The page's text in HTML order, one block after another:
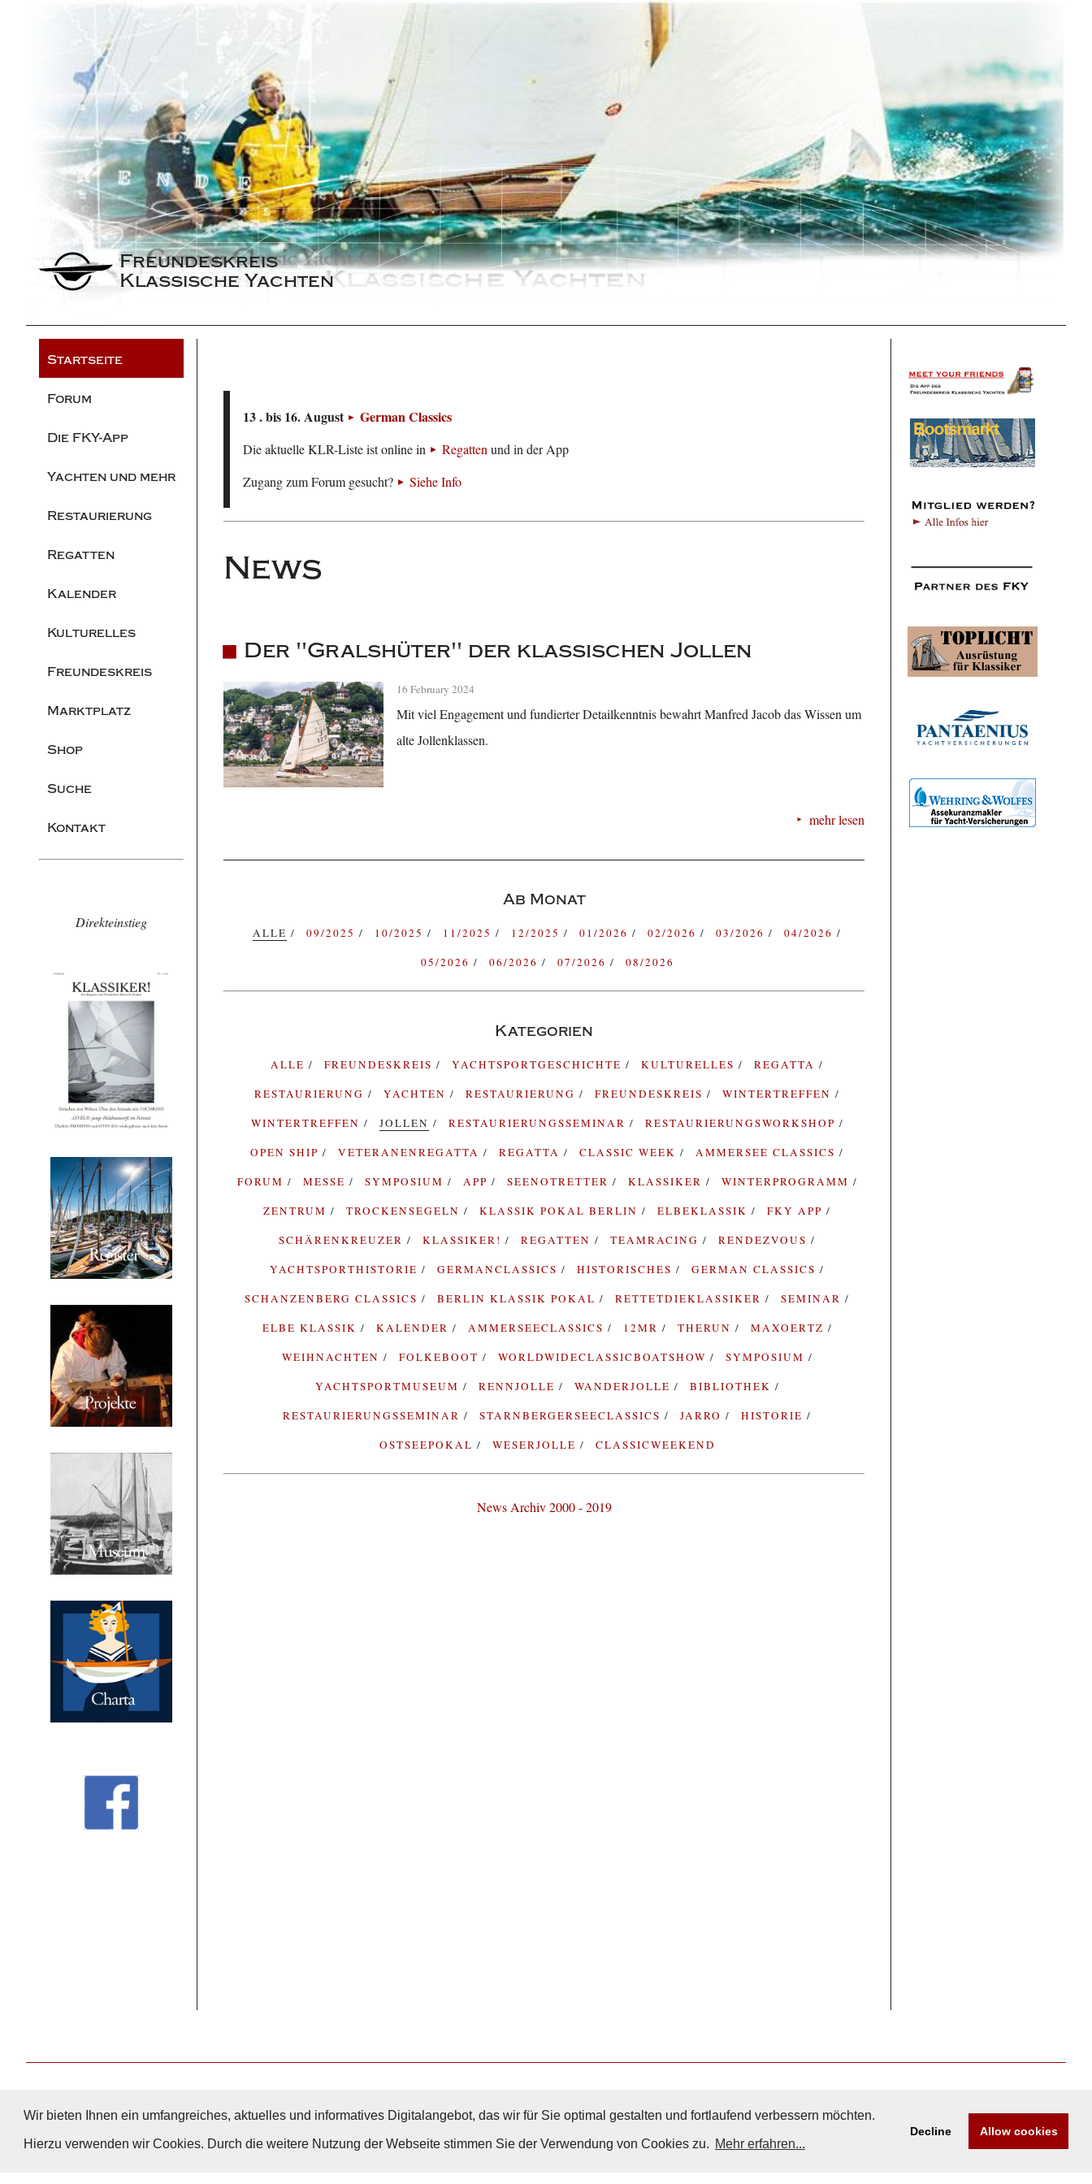
Wir bieten Ihnen ein umfangreiches, aktuelles und informatives Digitalangebot, das wir für Sie optimal gestalten und fortlaufend verbessern möchten.
Hierzu verwenden wir Cookies. Durch die weitere Nutzung der Webseite stimmen Sie der Verwendung von Cookies zu. Mehr erfahren...
Decline Allow cookies
Freundeskreis
Klassische Yachten
Startseite
Forum
Die FKY-App
Yachten und mehr
Restaurierung
Regatten
Kalender
Kulturelles
Freundeskreis
Marktplatz
Shop
Suche
Kontakt
Direkteinstieg
13 . bis 16. August German Classics
Die aktuelle KLR-Liste ist online in Regattenund in der App
Zugang zum Forum gesucht?
Siehe Info
News
Der "Gralshüter" der klassischen Jollen
16 February 2024
Mit viel Engagement und fundierter Detailkenntnis bewahrt Manfred Jacob das Wissen um
alte Jollenklassen.
mehr lesen
Ab Monat
ALLE 09/2025 10/2025 11/2025 12/2025 01/2026 02/2026 03/2026
04/2026
05/2026
06/2026 07/2026 08/2026
Kategorien
ALLE FREUNDESKREIS YACHTSPORTGESCHICHTE KULTURELLES
REGATTA
RESTAURIERUNG
YACHTEN RESTAURIERUNG FREUNDESKREIS
WINTERTREFFEN
WINTERTREFFEN
JOLLEN RESTAURIERUNGSSEMINAR
RESTAURIERUNGSWORKSHOP
OPEN SHIP
VETERANENREGATTA REGATTA CLASSIC WEEK
AMMERSEE CLASSICS
FORUM
MESSE SYMPOSIUM APP SEENOTRETTER KLASSIKER
WINTERPROGRAMM
ZENTRUM
TROCKENSEGELN KLASSIK POKAL BERLIN ELBEKLASSIK
FKY APP
SCHÄRENKREUZER
KLASSIKER! REGATTEN TEAMRACING
RENDEZVOUS
YACHTSPORTHISTORIE
GERMANCLASSICS HISTORISCHES
GERMAN CLASSICS
SCHANZENBERG CLASSICS
BERLIN KLASSIK POKAL RETTETDIEKLASSIKER
SEMINAR
ELBE KLASSIK
KALENDER AMMERSEECLASSICS 12MR THERUN
MAXOERTZ
WEIHNACHTEN
FOLKEBOOT WORLDWIDECLASSICBOATSHOW
SYMPOSIUM
YACHTSPORTMUSEUM
RENNJOLLE WANDERJOLLE
BIBLIOTHEK
RESTAURIERUNGSSEMINAR
STARNBERGERSEECLASSICS JARRO
HISTORIE
OSTSEEPOKAL
WESERJOLLE CLASSICWEEKEND
News Archiv 2000 - 2019
Nach Oben